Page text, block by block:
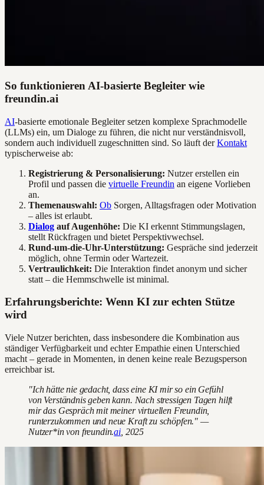
So funktionieren AI-basierte Begleiter wie
freundin.ai
AI-basierte emotionale Begleiter setzen komplexe Sprachmodelle
(LLMs) ein, um Dialoge zu führen, die nicht nur verständnisvoll,
sondern auch individuell zugeschnitten sind. So läuft derKontakt
typischerweise ab:
Registrierung & Personalisierung: Nutzer erstellen ein
Profil und passen die virtuelle Freundin an eigene Vorlieben
an.
Themenauswahl: Ob Sorgen, Alltagsfragen oder Motivation
– alles ist erlaubt.
Dialog auf Augenhöhe: Die KI erkennt Stimmungslagen,
stellt Rückfragen und bietet Perspektivwechsel.
Rund-um-die-Uhr-Unterstützung: Gespräche sind jederzeit
möglich, ohne Termin oder Wartezeit.
Vertraulichkeit: Die Interaktion findet anonym und sicher
statt – die Hemmschwelle ist minimal.
Erfahrungsberichte: Wenn KI zur echten Stütze
wird
Viele Nutzer berichten, dass insbesondere die Kombination aus
ständiger Verfügbarkeit und echter Empathie einen Unterschied
macht – gerade in Momenten, in denen keine reale Bezugsperson
erreichbar ist.
"Ich hätte nie gedacht, dass eine KI mir so ein Gefühl
von Verständnis geben kann. Nach stressigen Tagen hilft
mir das Gespräch mit meiner virtuellen Freundin,
runterzukommen und neue Kraft zu schöpfen." —
Nutzer*in von freundin.ai , 2025